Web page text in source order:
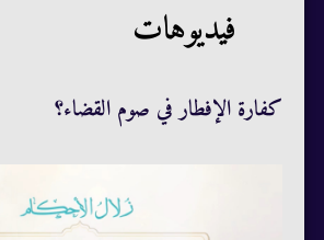
فيديوهات
كفارة الإفطار في صوم القضاء؟